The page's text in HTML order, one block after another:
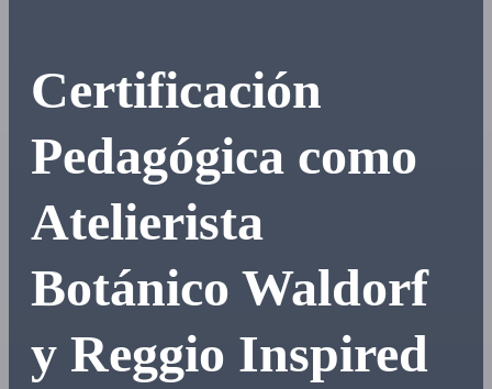
Certificación
Pedagógica como
Atelierista
Botánico Waldorf
y Reggio Inspired